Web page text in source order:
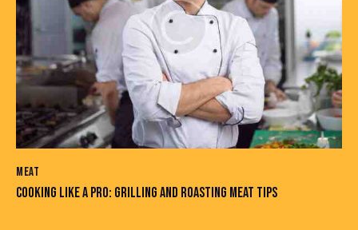
MEAT
COOKING LIKE A PRO: GRILLING AND ROASTING MEAT TIPS